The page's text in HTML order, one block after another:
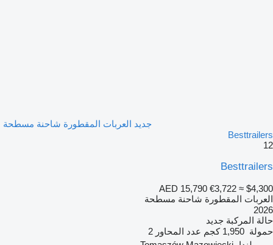
جديد العربات المقطورة شاحنة مسطحة
Besttrailers
12
Besttrailers
AED 15,790 €3,722 ≈ $4,300
العربات المقطورة شاحنة مسطحة
2026
حالة المركبة جديد
حمولة 1,950 كجم عدد المحاور 2